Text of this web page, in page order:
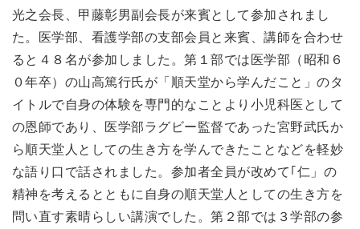
光之会長、甲藤彰男副会長が来賓として参加されまし
た。医学部、看護学部の支部会員と来賓、講師を合わせ
ると４８名が参加しました。第１部では医学部（昭和６
０年卒）の山高篤行氏が「順天堂から学んだこと」のタ
イトルで自身の体験を専門的なことより小児科医として
の恩師であり、医学部ラグビー監督であった宮野武氏か
ら順天堂人としての生き方を学んできたことなどを軽妙
な語り口で話されました。参加者全員が改めて｢仁」の
精神を考えるとともに自身の順天堂人としての生き方を
問い直す素晴らしい講演でした。第２部では３学部の参